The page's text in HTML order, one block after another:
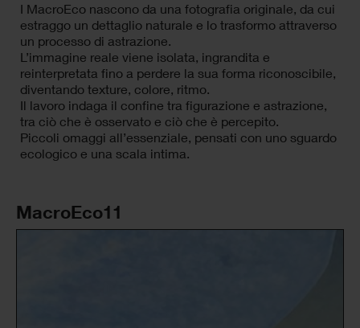
I MacroEco nascono da una fotografia originale, da cui
estraggo un dettaglio naturale e lo trasformo attraverso
un processo di astrazione.
L’immagine reale viene isolata, ingrandita e
reinterpretata fino a perdere la sua forma riconoscibile,
diventando texture, colore, ritmo.
Il lavoro indaga il confine tra figurazione e astrazione,
tra ciò che è osservato e ciò che è percepito.
Piccoli omaggi all’essenziale, pensati con uno sguardo
ecologico e una scala intima.
MacroEco11